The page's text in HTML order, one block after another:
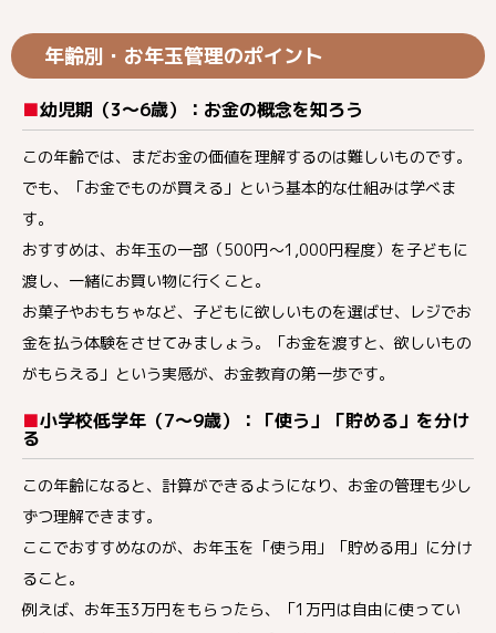
年齢別・お年玉管理のポイント
■幼児期（3～6歳）：お金の概念を知ろう
この年齢では、まだお金の価値を理解するのは難しいものです。
でも、「お金でものが買える」という基本的な仕組みは学べま
す。
おすすめは、お年玉の一部（500円～1,000円程度）を子どもに
渡し、一緒にお買い物に行くこと。
お菓子やおもちゃなど、子どもに欲しいものを選ばせ、レジでお
金を払う体験をさせてみましょう。「お金を渡すと、欲しいもの
がもらえる」という実感が、お金教育の第一歩です。
■小学校低学年（7～9歳）：「使う」「貯める」を分け
る
この年齢になると、計算ができるようになり、お金の管理も少し
ずつ理解できます。
ここでおすすめなのが、お年玉を「使う用」「貯める用」に分け
ること。
例えば、お年玉3万円をもらったら、「1万円は自由に使ってい